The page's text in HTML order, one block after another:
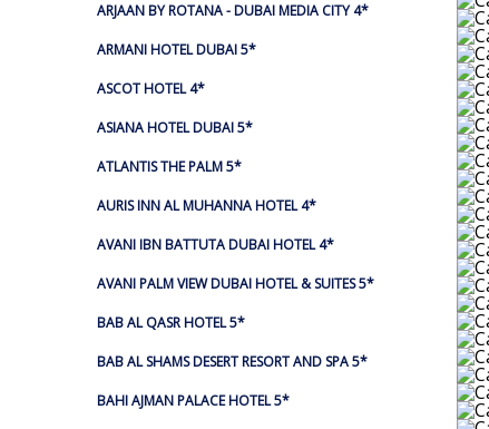
ARJAAN BY ROTANA - DUBAI MEDIA CITY 4*
ARMANI HOTEL DUBAI 5*
ASCOT HOTEL 4*
ASIANA HOTEL DUBAI 5*
ATLANTIS THE PALM 5*
AURIS INN AL MUHANNA HOTEL 4*
AVANI IBN BATTUTA DUBAI HOTEL 4*
AVANI PALM VIEW DUBAI HOTEL & SUITES 5*
BAB AL QASR HOTEL 5*
BAB AL SHAMS DESERT RESORT AND SPA 5*
BAHI AJMAN PALACE HOTEL 5*